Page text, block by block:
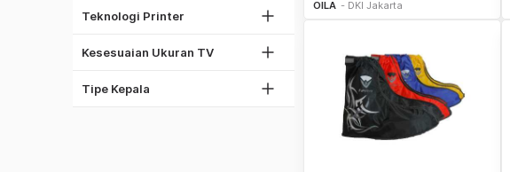
Teknologi Printer
Thermal Printer
Kesesuaian Ukuran TV
60"
Tipe Kepala
Obeng Set
OILA DKI Jakarta